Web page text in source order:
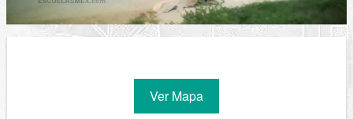
Ver Mapa